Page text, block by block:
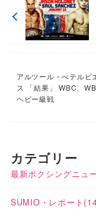
アルツール・べテルビ
ス 「結果」 WBC、
ヘビー級戦
カテゴリー
最新ボクシングニュ
SUMIO・レポート